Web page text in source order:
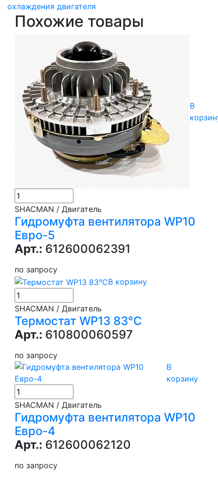
охлаждения двигателя
Похожие товары
В
SHACMAN / Двигатель
Гидромуфта вентилятора WP10
Евро-5
Арт.: 612600062391
по запросу
В корзину
SHACMAN / Двигатель
Термостат WP13 83°C
Арт.: 610800060597
по запросу
В
корзину
SHACMAN / Двигатель
Гидромуфта вентилятора WP10
Евро-4
Арт.: 612600062120
по запросу